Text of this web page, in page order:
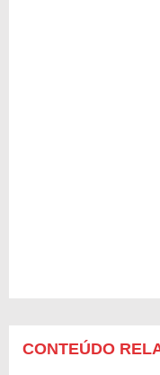
CONTEÚDO